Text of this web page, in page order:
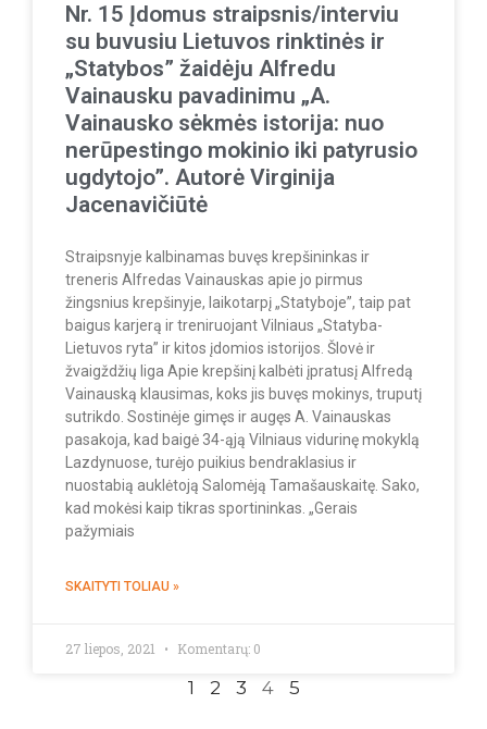
Nr. 15 Įdomus straipsnis/interviu
su buvusiu Lietuvos rinktinės ir
„Statybos” žaidėju Alfredu
Vainausku pavadinimu „A.
Vainausko sėkmės istorija: nuo
nerūpestingo mokinio iki patyrusio
ugdytojo”. Autorė Virginija
Jacenavičiūtė
Straipsnyje kalbinamas buvęs krepšininkas ir
treneris Alfredas Vainauskas apie jo pirmus
žingsnius krepšinyje, laikotarpį „Statyboje”, taip pat
baigus karjerą ir treniruojant Vilniaus „Statyba-
Lietuvos ryta” ir kitos įdomios istorijos. Šlovė ir
žvaigždžių liga Apie krepšinį kalbėti įpratusį Alfredą
Vainauską klausimas, koks jis buvęs mokinys, truputį
sutrikdo. Sostinėje gimęs ir augęs A. Vainauskas
pasakoja, kad baigė 34-ąją Vilniaus vidurinę mokyklą
Lazdynuo­se, turėjo puikius bendraklasius ir
nuostabią auklėtoją Salomėją Tamašauskaitę. Sako,
kad mokėsi kaip tikras sportininkas. „Gerais
pažymiais
SKAITYTI TOLIAU »
27 liepos, 2021 Komentarų: 0
1 2 3 4 5